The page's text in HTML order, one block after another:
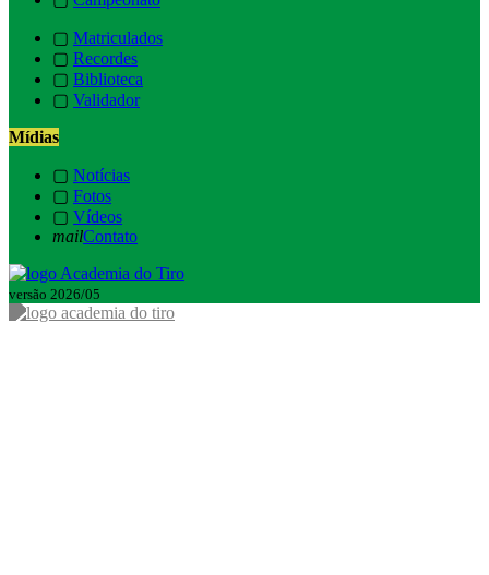
▢ Matriculados
▢ Recordes
▢ Biblioteca
▢ Validador
Mídias
▢ Notícias
▢ Fotos
▢ Vídeos
mailContato
versão 2026/05